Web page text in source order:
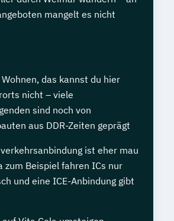
mangelt es nicht
das kannst du hier
nicht – viele
sind noch von
aus DDR-Zeiten geprägt
ist eher mau
zum Beispiel fahren ICs nur
und eine ICE-Anbindung gibt